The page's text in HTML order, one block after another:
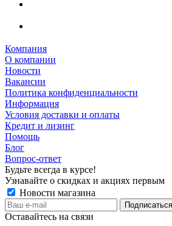
Компания
О компании
Новости
Вакансии
Политика конфиденциальности
Информация
Условия доставки и оплаты
Кредит и лизинг
Помощь
Блог
Вопрос-ответ
Будьте всегда в курсе!
Узнавайте о скидках и акциях первым
Новости магазина
Оставайтесь на связи